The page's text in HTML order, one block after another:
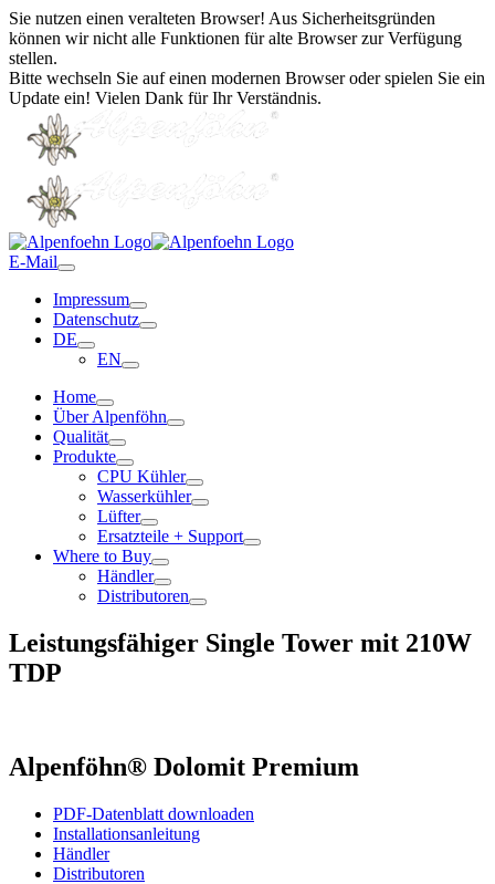
Sie nutzen einen veralteten Browser! Aus Sicherheitsgründen
können wir nicht alle Funktionen für alte Browser zur Verfügung
stellen.
Bitte wechseln Sie auf einen modernen Browser oder spielen Sie ein
Update ein! Vielen Dank für Ihr Verständnis.
E-Mail
Impressum
Datenschutz
DE
EN
Home
Über Alpenföhn
Qualität
Produkte
CPU Kühler
Wasserkühler
Lüfter
Ersatzteile + Support
Where to Buy
Händler
Distributoren
Leistungsfähiger Single Tower mit 210W
TDP
Alpenföhn® Dolomit Premium
PDF-Datenblatt downloaden
Installationsanleitung
Händler
Distributoren